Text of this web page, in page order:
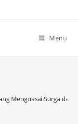
Menu
Menguasai Surga dan